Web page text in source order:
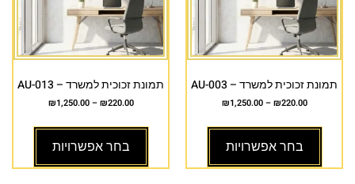
תמונת זכוכית למשרד – AU-003
₪220.00
–
₪1,250.00
בחר אפשרויות
תמונת זכוכית למשרד – AU-013
₪220.00
–
₪1,250.00
בחר אפשרויות